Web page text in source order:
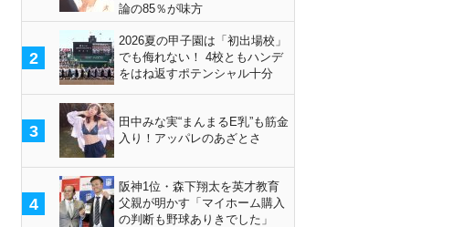
論の85％が味方
2
2026夏の甲子園は「初出場校」
でも侮れない！ 4校ともハンデ
をはね返すポテンシャル十分
3
田中みな実“まんまるE乳”も筋金
入り！アッパレのあざとさ
4
阪神1位・森下翔太を英才教育
父親が明かす「マイホーム購入
の判断も野球ありきでした」